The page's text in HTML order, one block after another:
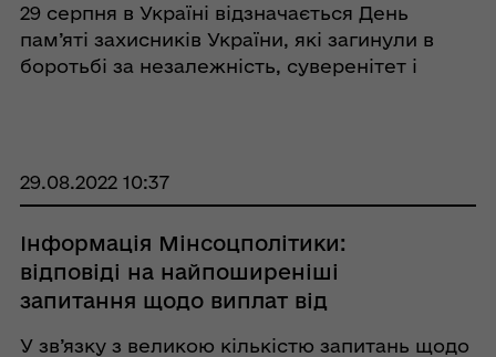
29 серпня в Україні відзначається День
пам’яті захисників України, які загинули в
боротьбі за незалежність, суверенітет і
поховань заги ...
29.08.2022 10:37
Інформація Мінсоцполітики:
відповіді на найпоширеніші
запитання щодо виплат від
У зв’язку з великою кількістю запитань щодо